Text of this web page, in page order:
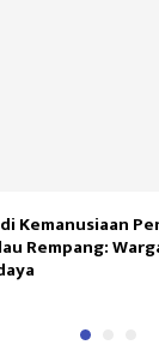
Kemanusiaan
Rempang: